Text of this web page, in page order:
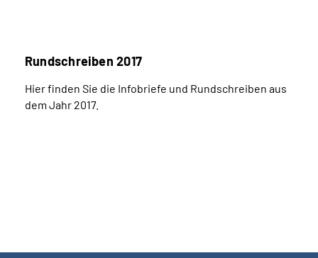
Rundschreiben 2017
Hier finden Sie die Infobriefe und Rundschreiben aus
dem Jahr 2017.